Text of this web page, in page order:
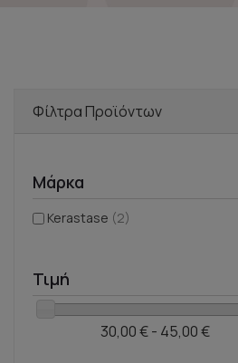
Φίλτρα Προϊόντων
Μάρκα
Kerastase (2)
Τιμή
30,00 € - 45,00 €